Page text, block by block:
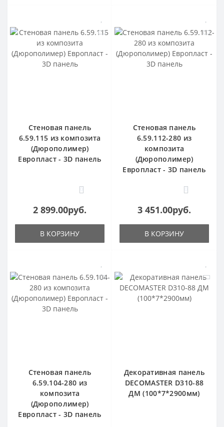
Стеновая панель
6.59.115 из композита
(Дюрополимер)
Европласт - 3D панель
0
2 899.00руб.
В КОРЗИНУ
Стеновая панель
6.59.112-280 из
композита
(Дюрополимер)
Европласт - 3D панель
0
3 451.00руб.
В КОРЗИНУ
Стеновая панель
6.59.104-280 из
композита
(Дюрополимер)
Европласт - 3D панель
Декоративная панель
DECOMASTER D310-88
ДМ (100*7*2900мм)